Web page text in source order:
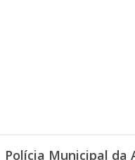
Polícia Municipal da